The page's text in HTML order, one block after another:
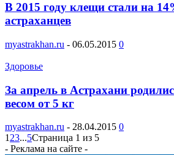
В 2015 году клещи стали на
астраханцев
myastrakhan.ru - 06.05.2015 0
Здоровье
За апрель в Астрахани
весом от 5 кг
myastrakhan.ru - 28.04.2015 0
123...5Страница 1 из 5
- Реклама на сайте -